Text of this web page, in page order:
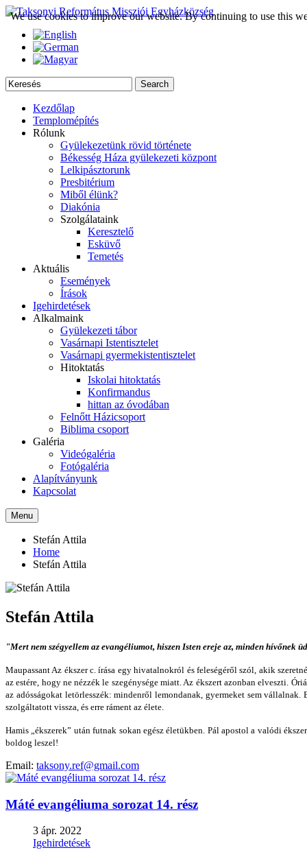
Kezdőlap
Templomépítés
Rólunk
Gyülekezetünk rövid története
Békesség Háza gyülekezeti központ
Lelkipásztorunk
Presbitérium
Miből élünk?
Diakónia
Szolgálataink
Keresztelő
Esküvő
Temetés
Aktuális
Események
Írások
Igehirdetések
Alkalmaink
Gyülekezeti tábor
Vasárnapi Istentisztelet
Vasárnapi gyermekistentisztelet
Hitoktatás
Iskolai hitoktatás
Konfirmandus
hittan az óvodában
Felnőtt Házicsoport
Biblima csoport
Galéria
Videógaléria
Fotógaléria
Alapítványunk
Kapcsolat
Menu
Stefán Attila
Home
Stefán Attila
Stefán Attila
"Mert nem szégyellem az evangéliumot, hiszen Isten ereje az, minden hívőnek
Maupassant Az ékszer c. írása egy hivatalnokról és feleségéről szól, akik
az estére, hogy ne nézzék le szegénysége miatt. Az ékszert azonban elveszti.
az adósságokat letörlesszék: mindenről lemondanak, gyermeket sem
szolgáltatott vissza, és erre ráment az élete.
Hamis „ékszerek” után futnak sokan egész életükben. Pál apostol a valódi
boldog leszel!
Email: taksony.ref@gmail.com
Máté evangéliuma sorozat 14. rész
3 ápr. 2022
Igehirdetések
We use cookies to improve our website. By continuing to use this